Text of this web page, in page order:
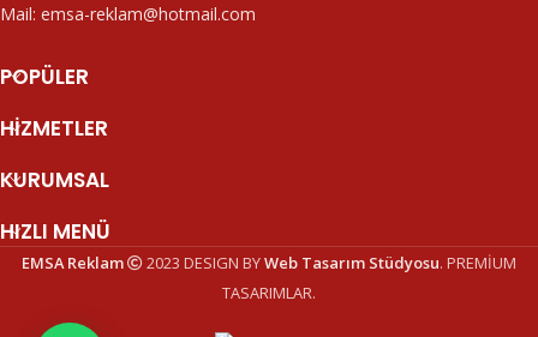
Mail: emsa-reklam@hotmail.com
POPÜLER
HIZMETLER
KURUMSAL
HIZLI MENÜ
EMSA Reklam 2023 DESIGN BYWeb Tasarım Stüdyosu. PREMİUM
TASARIMLAR.